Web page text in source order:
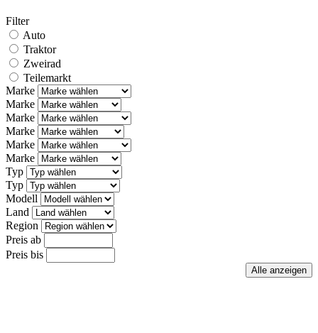
Filter
Auto
Traktor
Zweirad
Teilemarkt
Marke
Marke
Marke
Marke
Marke
Marke
Typ
Typ
Modell
Land
Region
Preis ab
Preis bis